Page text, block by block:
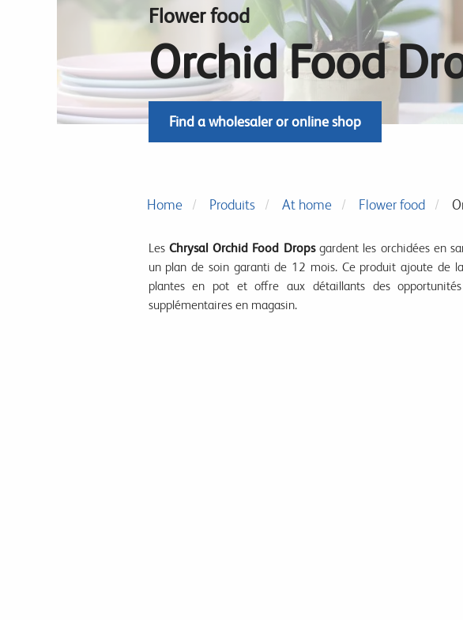
Flower food
Orchid Food
Find a wholesaler or online shop
Home Produits At home Flower food
Les Chrysal Orchid Food Dropsgardent les orchidées en
un plan de soin garanti de 12 mois. Ce produit ajoute de
plantes en pot et offre aux détaillants des
supplémentaires en magasin.